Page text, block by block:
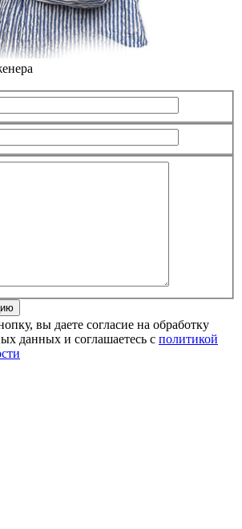
вы даете согласие на обработку
данных и соглашаетесь с политикой